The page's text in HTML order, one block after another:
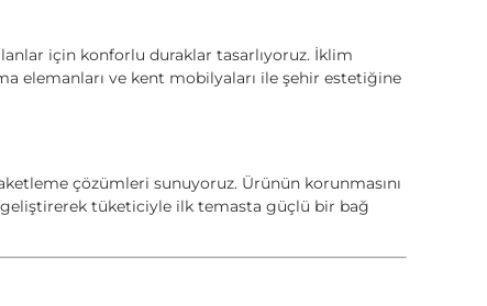
için konforlu duraklar tasarlıyoruz. İklim
elemanları ve kent mobilyaları ile şehir estetiğine
çözümleri sunuyoruz. Ürünün korunmasını
geliştirerek tüketiciyle ilk temasta güçlü bir bağ